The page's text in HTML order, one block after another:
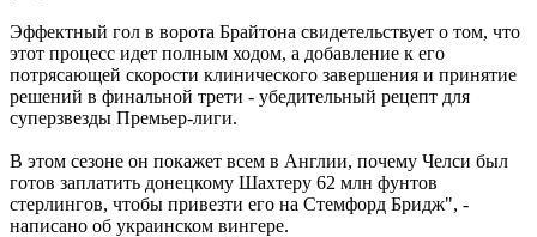
Эффектный гол в ворота Брайтона свидетельствует о том, что
этот процесс идет полным ходом, а добавление к его
потрясающей скорости клинического завершения и принятие
решений в финальной трети - убедительный рецепт для
суперзвезды Премьер-лиги.
В этом сезоне он покажет всем в Англии, почему Челси был
готов заплатить донецкому Шахтеру 62 млн фунтов
стерлингов, чтобы привезти его на Стемфорд Бридж", -
написано об украинском вингере.